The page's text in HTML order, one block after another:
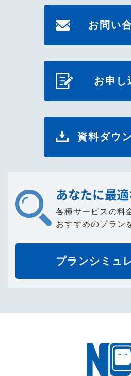
お問い
お申し
資料ダウ
あなたに最
各種サービスの料
おすすめのプラン
プランシミュ